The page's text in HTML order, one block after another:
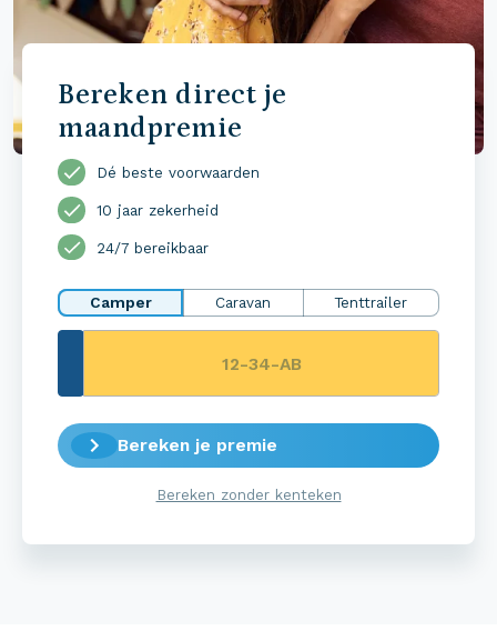
Bereken direct je
maandpremie
Dé beste voorwaarden
10 jaar zekerheid
24/7 bereikbaar
Camper Caravan Tenttrailer
Bereken je premie
Bereken zonder kenteken